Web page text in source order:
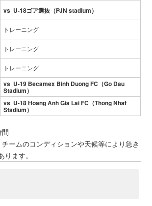
vs U-18ゴア選抜（PJN stadium）
トレーニング
トレーニング
トレーニング
vs U-19 Becamex Binh Duong FC（Go Dau
Stadium）
vs U-18 Hoang Anh Gia Lai FC（Thong Nhat
Stadium）
ームのコンディションや天候等により急き
ります。